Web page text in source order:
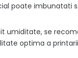
poate
umiditate, se
optima a